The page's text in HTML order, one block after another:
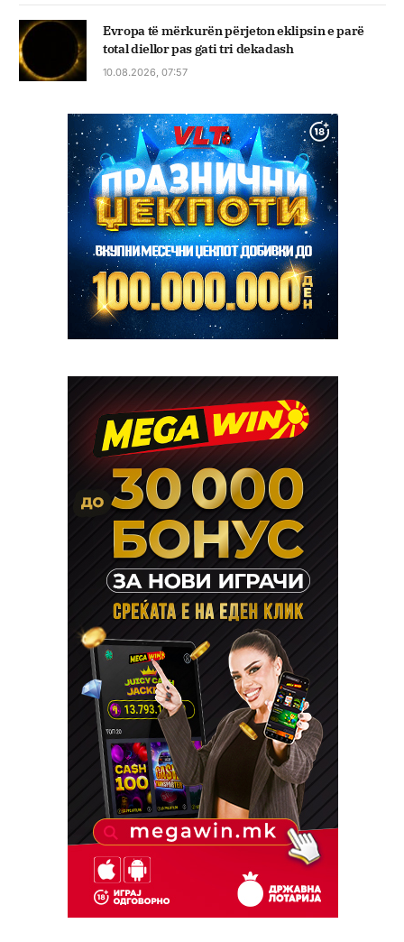
Evropa të mërkurën përjeton eklipsin e parë
total diellor pas gati tri dekadash
10.08.2026, 07:57